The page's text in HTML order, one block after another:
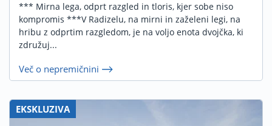
*** Mirna lega, odprt razgled in tloris, kjer sobe niso
kompromis ***V Radizelu, na mirni in zaželeni legi, na
hribu z odprtim razgledom, je na voljo enota dvojčka, ki
združuj...
Več o nepremičnini
EKSKLUZIVA